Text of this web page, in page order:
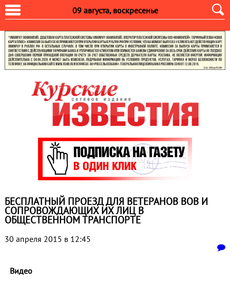
09 августа, воскресенье
БЕСПЛАТНЫЙ ПРОЕЗД ДЛЯ ВЕТЕРАНОВ ВОВ И
СОПРОВОЖДАЮЩИХ ИХ ЛИЦ В
ОБЩЕСТВЕННОМ ТРАНСПОРТЕ
30 апреля 2015 в 12:45
Видео